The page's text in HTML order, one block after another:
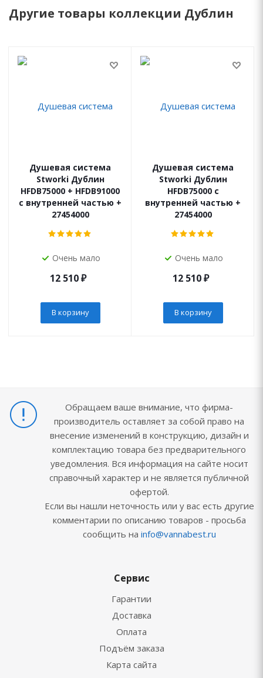
Другие товары коллекции Дублин
Душевая система
Stworki Дублин
HFDB75000 + HFDB91000
с внутренней частью +
27454000
Очень мало
12 510₽
В корзину
Душевая система
Stworki Дублин
HFDB75000 с
внутренней частью +
27454000
Очень мало
12 510₽
В корзину
Обращаем ваше внимание, что фирма-
производитель оставляет за собой право на
внесение изменений в конструкцию, дизайн и
комплектацию товара без предварительного
уведомления. Вся информация на сайте носит
справочный характер и не является публичной
офертой.
Если вы нашли неточность или у вас есть другие
комментарии по описанию товаров - просьба
сообщить на info@vannabest.ru
Сервис
Гарантии
Доставка
Оплата
Подъём заказа
Карта сайта